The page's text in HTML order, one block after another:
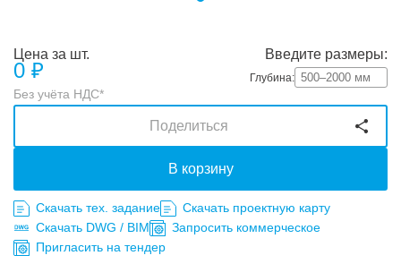
Введите размеры:
Глубина:
Цена за шт.
0 ₽
Без учёта НДС*
В корзину
Поделиться
Скачать тех. задание
Скачать проектную карту
Скачать DWG / BIM
Запросить коммерческое
Пригласить на тендер